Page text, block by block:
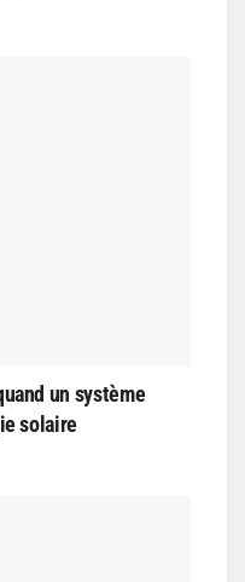
un système
solaire